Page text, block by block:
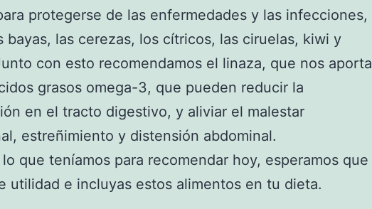
protegerse de las enfermedades y las infecciones,
bayas, las cerezas, los cítricos, las ciruelas, kiwi y
con esto recomendamos el linaza, que nos aporta
grasos omega-3, que pueden reducir la
en el tracto digestivo, y aliviar el malestar
estreñimiento y distensión abdominal.
lo que teníamos para recomendar hoy, esperamos que
utilidad e incluyas estos alimentos en tu dieta.